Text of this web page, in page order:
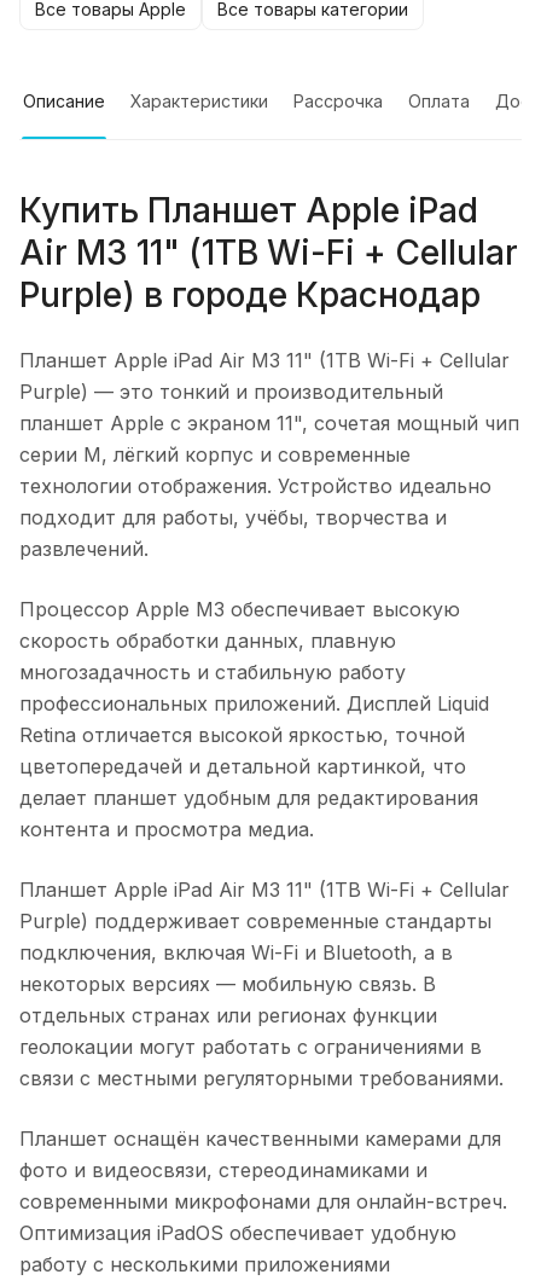
Все товары Apple Все товары категории
Описание Характеристики Рассрочка Оплата
Купить Планшет Apple iPad
Air M3 11" (1TB Wi-Fi + Cellular
Purple) в городе Краснодар
Планшет Apple iPad Air M3 11" (1TB Wi-Fi + Cellular
Purple) — это тонкий и производительный
планшет Apple с экраном 11", сочетая мощный чип
серии M, лёгкий корпус и современные
технологии отображения. Устройство идеально
подходит для работы, учёбы, творчества и
развлечений.
Процессор Apple M3 обеспечивает высокую
скорость обработки данных, плавную
многозадачность и стабильную работу
профессиональных приложений. Дисплей Liquid
Retina отличается высокой яркостью, точной
цветопередачей и детальной картинкой, что
делает планшет удобным для редактирования
контента и просмотра медиа.
Планшет Apple iPad Air M3 11" (1TB Wi-Fi + Cellular
Purple) поддерживает современные стандарты
подключения, включая Wi-Fi и Bluetooth, а в
некоторых версиях — мобильную связь. В
отдельных странах или регионах функции
геолокации могут работать с ограничениями в
связи с местными регуляторными требованиями.
Планшет оснащён качественными камерами для
фото и видеосвязи, стереодинамиками и
современными микрофонами для онлайн-встреч.
Оптимизация iPadOS обеспечивает удобную
работу с несколькими приложениями